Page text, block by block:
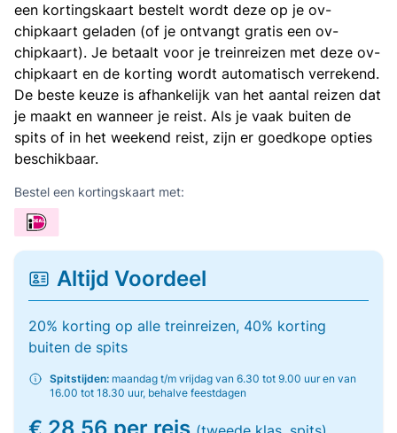
een kortingskaart bestelt wordt deze op je ov-
chipkaart geladen (of je ontvangt gratis een ov-
chipkaart). Je betaalt voor je treinreizen met deze ov-
chipkaart en de korting wordt automatisch verrekend.
De beste keuze is afhankelijk van het aantal reizen dat
je maakt en wanneer je reist. Als je vaak buiten de
spits of in het weekend reist, zijn er goedkope opties
beschikbaar.
Bestel een kortingskaart met:
Altijd Voordeel
20% korting op alle treinreizen, 40% korting
buiten de spits
Spitstijden: maandag t/m vrijdag van 6.30 tot 9.00 uur en van
16.00 tot 18.30 uur, behalve feestdagen